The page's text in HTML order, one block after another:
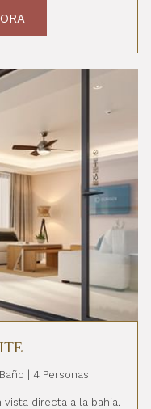
| 4 Personas
directa a la bahía.